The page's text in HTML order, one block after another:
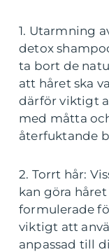
1. Utarmning
detox
ta bort de
att håret ska
därför viktigt
med måtta
återfuktande
2. Torrt hår:
kan göra
formulerade
viktigt att
anpassad till